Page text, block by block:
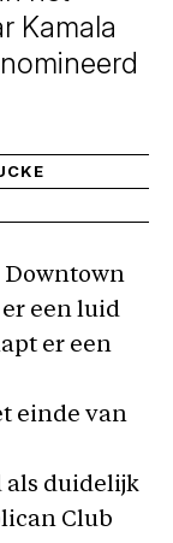
Kamala
Downtown
een luid
er een
einde van
als duidelijk
Club